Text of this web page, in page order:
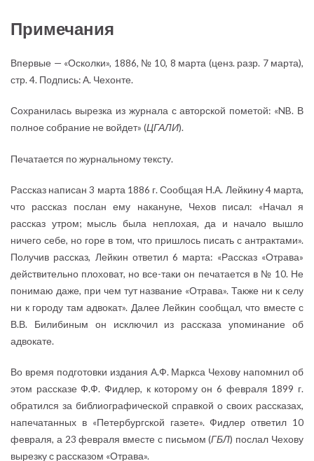
Примечания
Впервые — «Осколки», 1886, № 10, 8 марта (ценз. разр. 7 марта),
стр. 4. Подпись: А. Чехонте.
Сохранилась вырезка из журнала с авторской пометой: «NB. В
полное собрание не войдет» (ЦГАЛИ).
Печатается по журнальному тексту.
Рассказ написан 3 марта 1886 г. Сообщая Н.А. Лейкину 4 марта,
что рассказ послан ему накануне, Чехов писал: «Начал я
рассказ утром; мысль была неплохая, да и начало вышло
ничего себе, но горе в том, что пришлось писать с антрактами».
Получив рассказ, Лейкин ответил 6 марта: «Рассказ «Отрава»
действительно плоховат, но все-таки он печатается в № 10. Не
понимаю даже, при чем тут название «Отрава». Также ни к селу
ни к городу там адвокат». Далее Лейкин сообщал, что вместе с
В.В. Билибиным он исключил из рассказа упоминание об
адвокате.
Во время подготовки издания А.Ф. Маркса Чехову напомнил об
этом рассказе Ф.Ф. Фидлер, к которому он 6 февраля 1899 г.
обратился за библиографической справкой о своих рассказах,
напечатанных в «Петербургской газете». Фидлер ответил 10
февраля, а 23 февраля вместе с письмом (ГБЛ) послал Чехову
вырезку с рассказом «Отрава».